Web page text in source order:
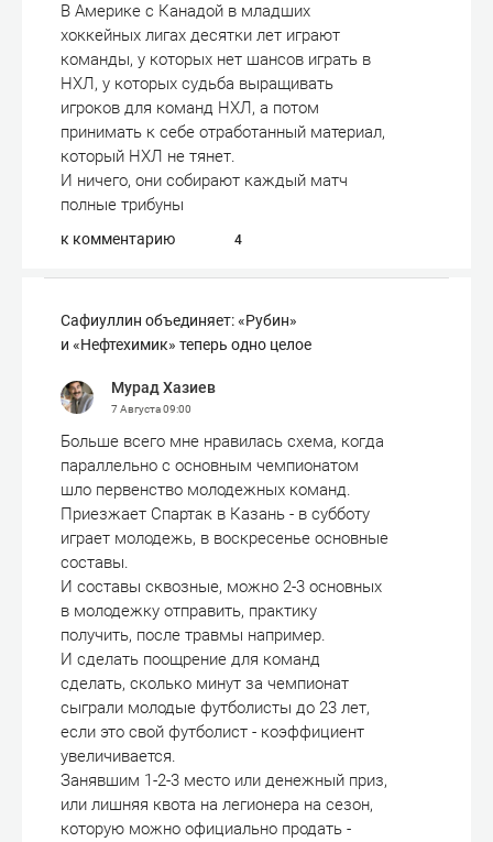
В Америке с Канадой в младших
хоккейных лигах десятки лет играют
команды, у которых нет шансов играть в
НХЛ, у которых судьба выращивать
игроков для команд НХЛ, а потом
принимать к себе отработанный материал,
который НХЛ не тянет.
И ничего, они собирают каждый матч
полные трибуны
к комментарию 4
Сафиуллин объединяет: «Рубин»
и «Нефтехимик» теперь одно целое
Мурад Хазиев
7 Августа09:00
Больше всего мне нравилась схема, когда
параллельно с основным чемпионатом
шло первенство молодежных команд.
Приезжает Спартак в Казань - в субботу
играет молодежь, в воскресенье основные
составы.
И составы сквозные, можно 2-3 основных
в молодежку отправить, практику
получить, после травмы например.
И сделать поощрение для команд
сделать, сколько минут за чемпионат
сыграли молодые футболисты до 23 лет,
если это свой футболист - коэффициент
увеличивается.
Занявшим 1-2-3 место или денежный приз,
или лишняя квота на легионера на сезон,
которую можно официально продать -